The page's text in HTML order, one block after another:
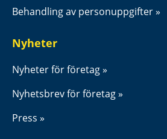
Behandling av personuppgifter
Nyheter
Nyheter för företag
Nyhetsbrev för företag
Press